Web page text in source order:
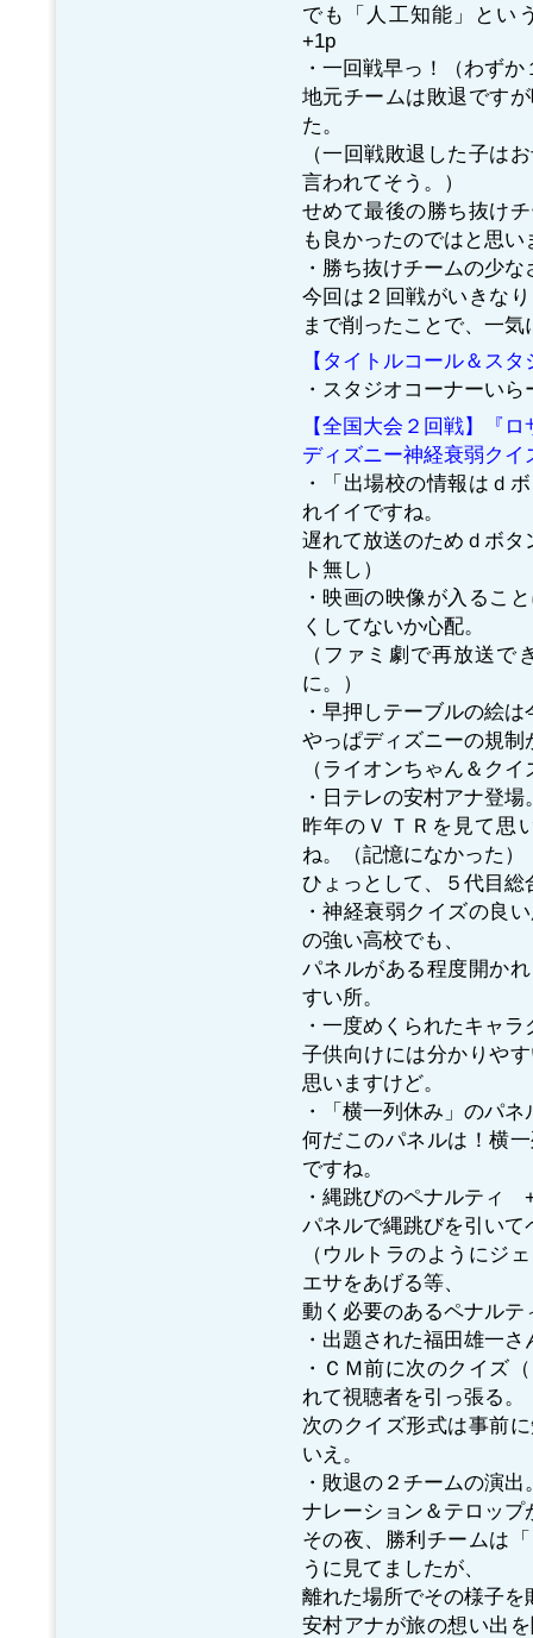
でも「人工知能」とい
+1p
・一回戦早っ！（わず
地元チームは敗退です
た。
（一回戦敗退した子は
言われてそう。）
せめて最後の勝ち抜け
も良かったのではと思い
・勝ち抜けチームの少
今回は２回戦がいきな
まで削ったことで、一
【タイトルコール＆スタ
・スタジオコーナーいら
【全国大会２回戦】『
ディズニー神経衰弱クイ
・「出場校の情報はｄ
れイイですね。
遅れて放送のためｄボ
ト無し）
・映画の映像が入るこ
くしてないか心配。
（ファミ劇で再放送
に。）
・早押しテーブルの絵
やっぱディズニーの規
（ライオンちゃん＆ク
・日テレの安村アナ登場
昨年のＶＴＲを見て思
ね。（記憶になかった）
ひょっとして、５代目
・神経衰弱クイズの良
の強い高校でも、
パネルがある程度開か
すい所。
・一度めくられたキャ
子供向けには分かりや
思いますけど。
・「横一列休み」のパ
何だこのパネルは！横
ですね。
・縄跳びのペナルティ
パネルで縄跳びを引い
（ウルトラのようにジ
エサをあげる等、
動く必要のあるペナルテ
・出題された福田雄一
・ＣＭ前に次のクイズ
れて視聴者を引っ張る。
次のクイズ形式は事前
いえ。
・敗退の２チームの演出
ナレーション＆テロッ
その夜、勝利チームは
うに見てましたが、
離れた場所でその様子
安村アナが旅の想い出